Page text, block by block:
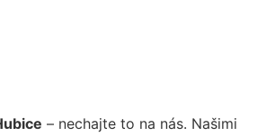
– nechajte to na nás. Našimi